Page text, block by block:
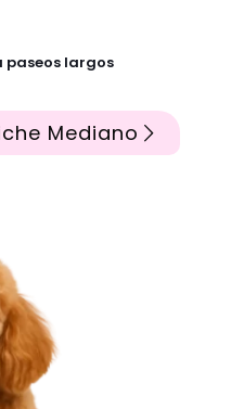
paseos largos
Mediano